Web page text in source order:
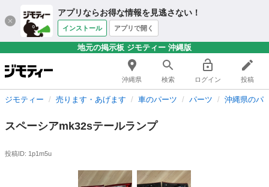
アプリならお得な情報を見逃さない！
インストール アプリで開く
地元の掲示板 ジモティー 沖縄版
沖縄県 検索 ログイン 投稿
ジモティー 売ります・あげます 車のパーツ パーツ 沖縄県のパ
スペーシアmk32sテールランプ
投稿ID: 1p1m5u